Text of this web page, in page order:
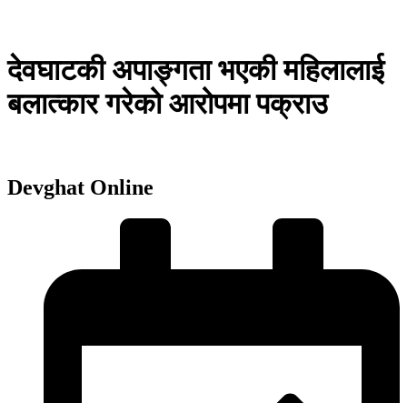
देवघाटकी अपाङ्गता भएकी महिलालाई
बलात्कार गरेको आरोपमा पक्राउ
Devghat Online